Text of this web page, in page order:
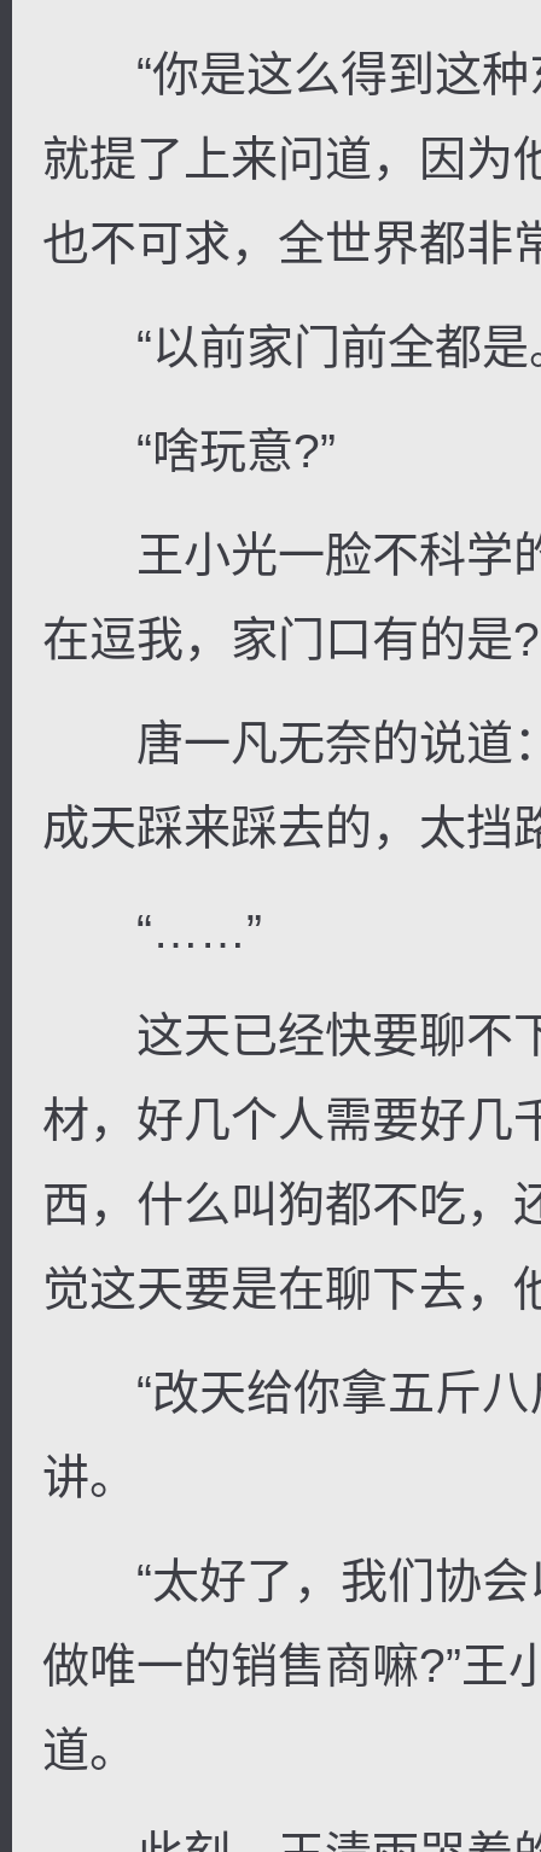
“你是这么得到这种
就提了上来问道，因为
也不可求，全世界都非
“以前家门前全都是
“啥玩意?”
王小光一脸不科学
在逗我，家门口有的是?
唐一凡无奈的说道：
成天踩来踩去的，太挡
“……”
这天已经快要聊不
材，好几个人需要好几
西，什么叫狗都不吃，
觉这天要是在聊下去，
“改天给你拿五斤八
讲。
“太好了，我们协会
做唯一的销售商嘛?”王
道。